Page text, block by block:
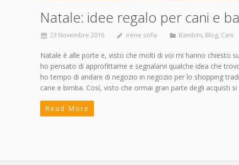
Natale: idee regalo per cani e
23 Novembre 2016 irene sofia Bambini, Blog, Cani
Natale è alle porte e, visto che molti di voi mi hanno chiesto
ho pensato di approfittarne e segnalarvi qualche idea che
ho tempo di andare di negozio in negozio per lo shopping
cane e bimba. Così, visto che ormai gran parte degli acquisti
Read More